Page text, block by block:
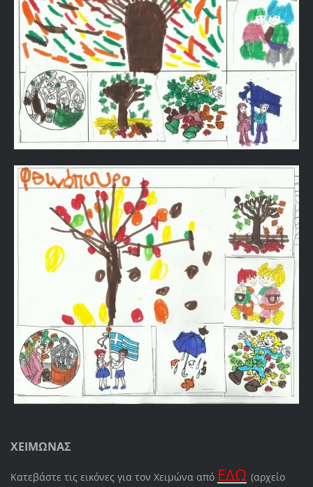
ΧΕΙΜΩΝΑΣ
Κατεβάστε τις εικόνες για τον Χειμώνα από ΕΔΩ (αρχείο